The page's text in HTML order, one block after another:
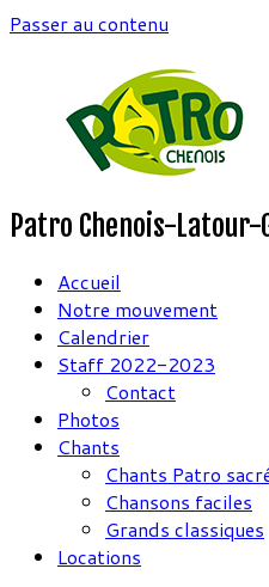
Passer au contenu
Patro Chenois-Latour-
Accueil
Notre mouvement
Calendrier
Staff 2022-2023
Contact
Photos
Chants
Chants Patro
Chansons faciles
Grands classiques
Locations